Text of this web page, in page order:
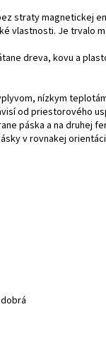
straty magnetickej
vlastnosti. Je trvalo
dreva, kovu a
nízkym
od priestorového
páska a na druhej
v rovnakej